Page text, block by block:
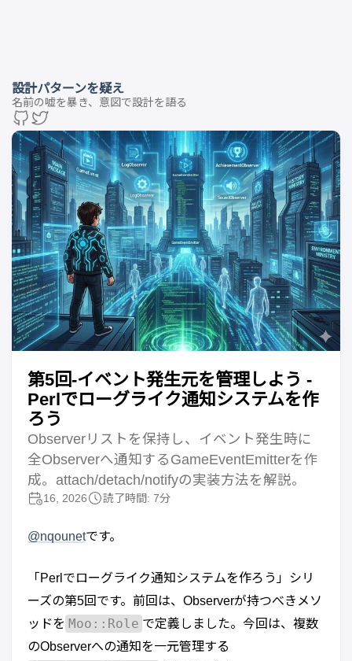
設計パターンを疑え
名前の嘘を暴き、意図で設計を語る
第5回-イベント発生元を管理しよう -
Perlでローグライク通知システムを作
ろう
Observerリストを保持し、イベント発生時に
全Observerへ通知するGameEventEmitterを作
成。attach/detach/notifyの実装方法を解説。
16, 2026 読了時間: 7分
@nqounetです。
「Perlでローグライク通知システムを作ろう」シリ
ーズの第5回です。前回は、Observerが持つべきメソ
ッドを Moo::Role で定義しました。今回は、複数
のObserverへの通知を一元管理する